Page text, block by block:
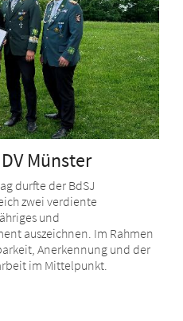
Münster
durfte der BdSJ
zwei verdiente
und
auszeichnen. Im Rahmen
Anerkennung und der
im Mittelpunkt.